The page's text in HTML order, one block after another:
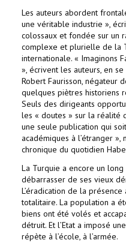
Les auteurs abordent
une véritable industrie »,
colossaux et fondée sur un
complexe et plurielle de la
internationale. « Imaginons
», écrivent les auteurs, en
Robert Faurisson, négateur
quelques piètres historiens
Seuls des dirigeants
les « doutes » sur la réalité
une seule publication qui
académiques à l’étranger »,
chronique du quotidien
La Turquie a encore un
débarrasser de ses vieux
L’éradication de la
totalitaire. La population a
biens ont été volés et
détruit. Et l’Etat a imposé
répète à l’école, à l’armée.